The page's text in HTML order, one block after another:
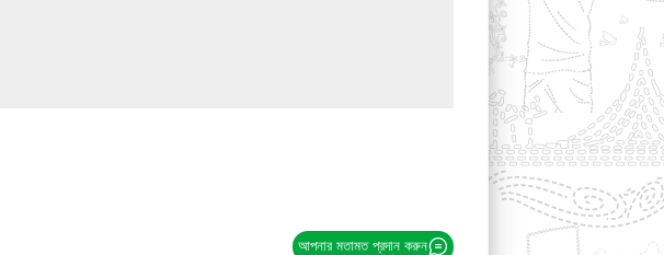
আপনার মতামত প্রদান করুন